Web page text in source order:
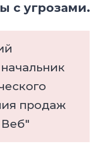
с угрозами.
продаж